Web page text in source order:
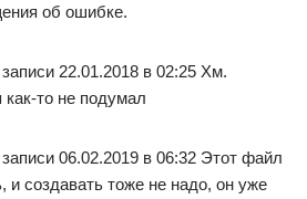
об ошибке.
22.01.2018 в 02:25 Хм.
то не подумал
06.02.2019 в 06:32 Этот файл
и создавать тоже не надо, он уже